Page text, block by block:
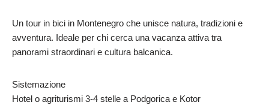
Un tour in bici in Montenegro che unisce natura, tradizioni e
avventura. Ideale per chi cerca una vacanza attiva tra
panorami straordinari e cultura balcanica.
Sistemazione
Hotel o agriturismi 3-4 stelle a Podgorica e Kotor